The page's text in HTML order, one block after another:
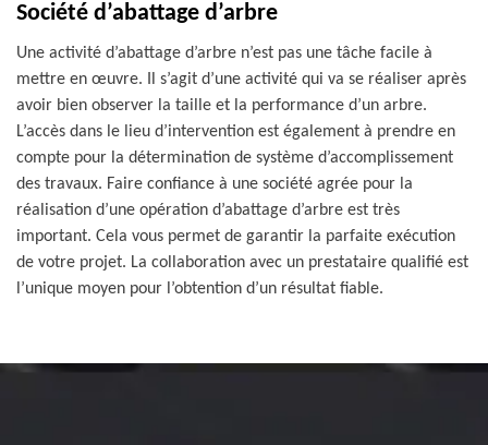
Société d’abattage d’arbre
Une activité d’abattage d’arbre n’est pas une tâche facile à
mettre en œuvre. Il s’agit d’une activité qui va se réaliser après
avoir bien observer la taille et la performance d’un arbre.
L’accès dans le lieu d’intervention est également à prendre en
compte pour la détermination de système d’accomplissement
des travaux. Faire confiance à une société agrée pour la
réalisation d’une opération d’abattage d’arbre est très
important. Cela vous permet de garantir la parfaite exécution
de votre projet. La collaboration avec un prestataire qualifié est
l’unique moyen pour l’obtention d’un résultat fiable.